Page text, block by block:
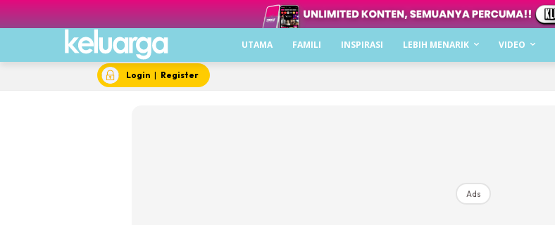
UTAMA FAMILI INSPIRASI LEBIH MENARIK VIDEO
Login | Register
Ads